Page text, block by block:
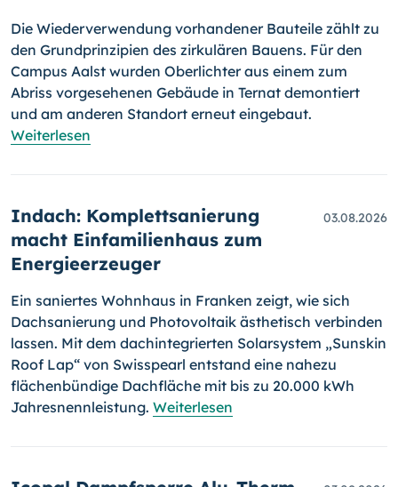
Die Wiederverwendung vorhandener Bauteile zählt zu
den Grundprinzipien des zirkulären Bauens. Für den
Campus Aalst wurden Oberlichter aus einem zum
Abriss vorgesehenen Gebäude in Ternat demontiert
und am anderen Standort erneut eingebaut.
Weiterlesen
Indach: Komplettsanierung
macht Einfamilienhaus zum
Energieerzeuger
03.08.2026
Ein saniertes Wohnhaus in Franken zeigt, wie sich
Dachsanierung und Photovoltaik ästhetisch verbinden
lassen. Mit dem dachintegrierten Solarsystem „Sunskin
Roof Lap“ von Swisspearl entstand eine nahezu
flächenbündige Dachfläche mit bis zu 20.000 kWh
Jahresnennleistung. Weiterlesen